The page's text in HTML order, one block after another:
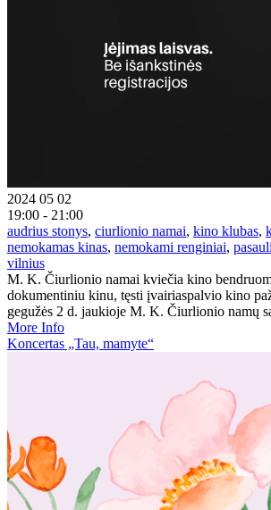
2024 05 02
19:00 - 21:00
audrius stonys, ciurlionio namai, kino klubas,
nemokamas kinas, nemokami renginiai,
vilnius
M. K. Čiurlionio namai kviečia kino
dokumentiniu kinu, tęsti įvairiaspalvio kino
gegužės 2 d. jaukioje M. K. Čiurlionio namų
More Info
Koncertas „Tau, mamyte“